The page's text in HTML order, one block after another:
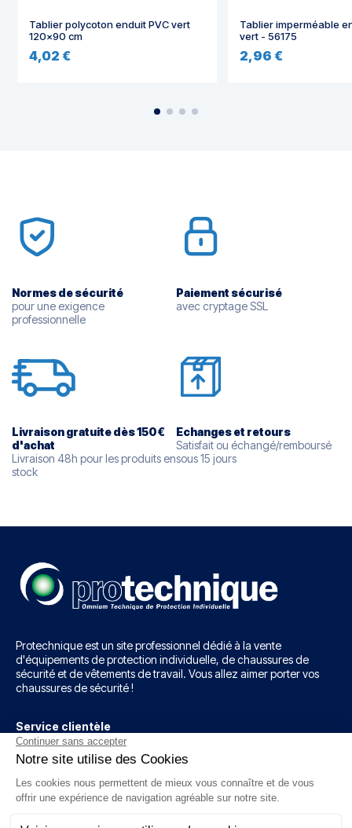
Tablier polycoton enduit PVC vert
120x90 cm
4,02 €
Tablier imperméable
vert - 56175
2,96 €
Normes de sécurité
pour une exigence
professionnelle
Paiement sécurisé
avec cryptage SSL
Livraison gratuite dès 150€
d'achat
Livraison 48h pour les produits en
stock
Echanges et retours
Satisfait ou échangé/remboursé
sous 15 jours
Protechnique est un site professionnel dédié à la vente
d'équipements de protection individuelle, de chaussures de
sécurité et de vêtements de travail. Vous allez aimer porter vos
chaussures de sécurité !
Service clientèle
12 rue J.B Néron, Z.I d'Outreville
60540 BORNEL
03 44 08 57 03